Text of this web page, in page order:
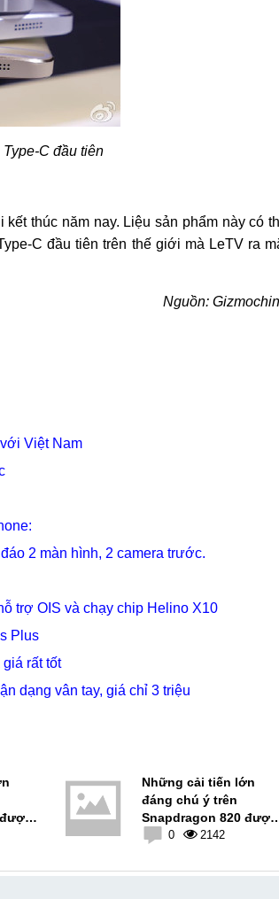
C đầu tiên
thúc năm nay. Liệu sản phẩm này có
C đầu tiên trên thế giới mà LeTV ra
Nguồn:
Việt Nam
2 màn hình, 2 camera trước.
trợ OIS và chạy chip Helino X10
Plus
rất tốt
dạng vân tay, giá chỉ 3 triệu
Những cải tiến lớn
đáng chú ý trên
Snapdragon 820 được
Qualcomm tiết lộ
0 2142